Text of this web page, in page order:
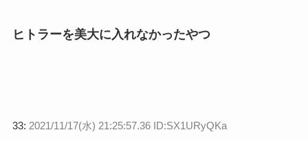
ヒトラーを美大に入れなかったやつ
33: 2021/11/17(水) 21:25:57.36 ID:SX1URyQKa